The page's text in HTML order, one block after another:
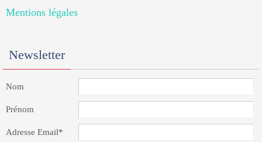
Mentions légales
Newsletter
Nom
Prénom
Adresse Email*